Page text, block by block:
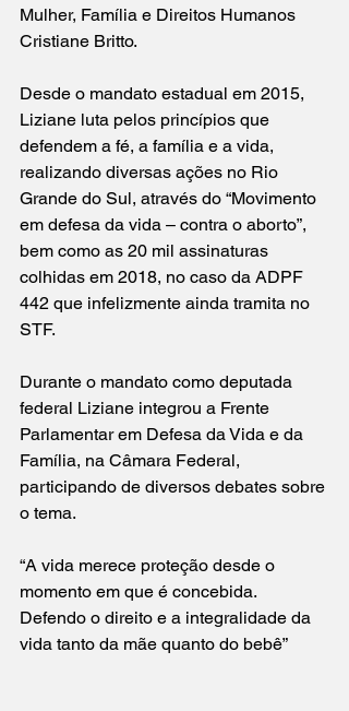
Mulher, Família e Direitos Humanos
Cristiane Britto.
Desde o mandato estadual em 2015,
Liziane luta pelos princípios que
defendem a fé, a família e a vida,
realizando diversas ações no Rio
Grande do Sul, através do “Movimento
em defesa da vida – contra o aborto”,
bem como as 20 mil assinaturas
colhidas em 2018, no caso da ADPF
442 que infelizmente ainda tramita no
STF.
Durante o mandato como deputada
federal Liziane integrou a Frente
Parlamentar em Defesa da Vida e da
Família, na Câmara Federal,
participando de diversos debates sobre
o tema.
“A vida merece proteção desde o
momento em que é concebida.
Defendo o direito e a integralidade da
vida tanto da mãe quanto do bebê”